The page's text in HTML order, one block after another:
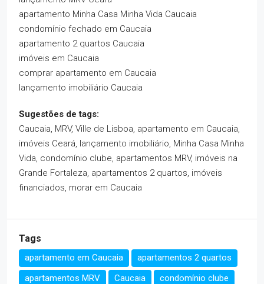
apartamento Minha Casa Minha Vida Caucaia
condomínio fechado em Caucaia
apartamento 2 quartos Caucaia
imóveis em Caucaia
comprar apartamento em Caucaia
lançamento imobiliário Caucaia
Sugestões de tags:
Caucaia, MRV, Ville de Lisboa, apartamento em Caucaia,
imóveis Ceará, lançamento imobiliário, Minha Casa Minha
Vida, condomínio clube, apartamentos MRV, imóveis na
Grande Fortaleza, apartamentos 2 quartos, imóveis
financiados, morar em Caucaia
Tags
apartamento em Caucaia
apartamentos 2 quartos
apartamentos MRV
Caucaia
condomínio clube